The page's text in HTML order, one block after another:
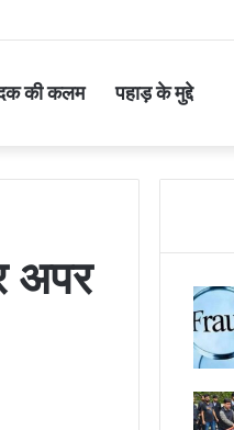
गिरफ्तार..
की कलम पहाड़ के मुद्दे
अपर